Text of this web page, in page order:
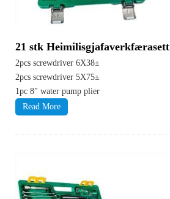
21 stk Heimilisgjafaverkfærasett
2pcs screwdriver 6X38±
2pcs screwdriver 5X75±
1pc 8" water pump plier
Read More